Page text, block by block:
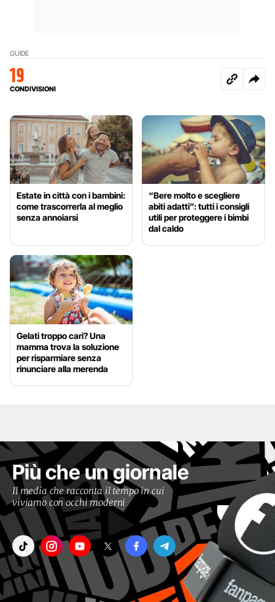
GUIDE
19
CONDIVISIONI
Estate in città con i bambini:
come trascorrerla al meglio
senza annoiarsi
“Bere molto e scegliere
abiti adatti”: tutti i consigli
utili per proteggere i bimbi
dal caldo
Gelati troppo cari? Una
mamma trova la soluzione
per risparmiare senza
rinunciare alla merenda
Più che un giornale
Il media che racconta il tempo in cui
viviamo con occhi moderni